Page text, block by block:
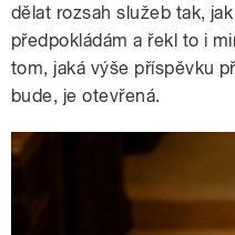
dělat rozsah služeb tak,
předpokládám a řekl to i
tom, jaká výše příspěvku
bude, je otevřená.